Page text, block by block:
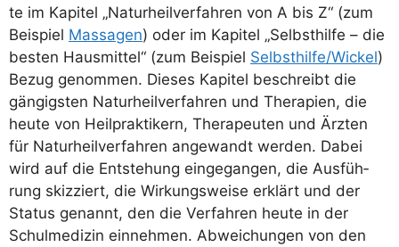
te im Kapi­tel „Natur­heil­ver­fah­ren von A bis Z“ (zum
Bei­spiel Mas­sa­gen) oder im Kapi­tel „Selbst­hil­fe – die
bes­ten Haus­mit­tel“ (zum Bei­spiel Selbsthilfe/​Wickel)
Bezug genom­men. Die­ses Kapi­tel beschreibt die
gän­gigs­ten Natur­heil­ver­fah­ren und The­ra­pien, die
heu­te von Heil­prak­ti­kern, The­ra­peu­ten und Ärz­ten
für Natur­heil­ver­fah­ren ange­wandt wer­den. Dabei
wird auf die Ent­ste­hung ein­ge­gan­gen, die Aus­füh­
rung skiz­ziert, die Wir­kungs­wei­se erklärt und der
Sta­tus genannt, den die Ver­fah­ren heu­te in der
Schul­me­di­zin ein­neh­men. Abwei­chun­gen von den